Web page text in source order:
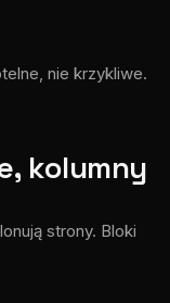
nie krzykliwe.
kolumny
strony. Bloki